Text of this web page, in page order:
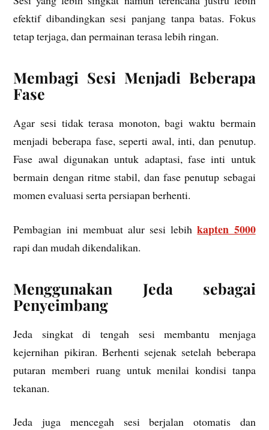
efektif dibandingkan sesi panjang tanpa batas. Fokus
tetap terjaga, dan permainan terasa lebih ringan.
Membagi Sesi Menjadi Beberapa
Fase
Agar sesi tidak terasa monoton, bagi waktu bermain
menjadi beberapa fase, seperti awal, inti, dan penutup.
Fase awal digunakan untuk adaptasi, fase inti untuk
bermain dengan ritme stabil, dan fase penutup sebagai
momen evaluasi serta persiapan berhenti.
Pembagian ini membuat alur sesi lebihkapten 5000
rapi dan mudah dikendalikan.
Menggunakan Jeda sebagai
Penyeimbang
Jeda singkat di tengah sesi membantu menjaga
kejernihan pikiran. Berhenti sejenak setelah beberapa
putaran memberi ruang untuk menilai kondisi tanpa
tekanan.
Jeda juga mencegah sesi berjalan otomatis dan